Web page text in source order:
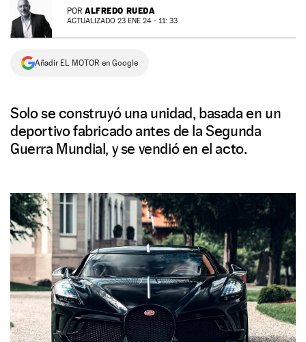
NEWSLETTER POR ALFREDO RUEDA
ACTUALIZADO 23 ENE 24 - 11: 33
Añadir EL MOTOR en Google
Solo se construyó una unidad, basada en un
deportivo fabricado antes de la Segunda
Guerra Mundial, y se vendió en el acto.